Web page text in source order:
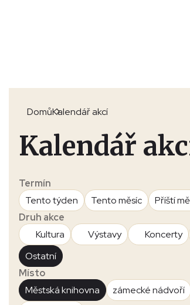
DomůKalendář akcí
Kalendář
Termín
Tento týden
Tento měsíc Příští
Druh akce
Kultura
Výstavy Koncerty
Ostatní
Místo
Městská knihovna
zámecké nádvoří